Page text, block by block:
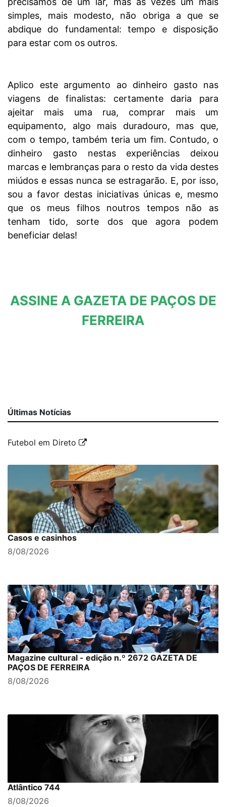
simples, mais modesto, não obriga a que se
abdique do fundamental: tempo e disposição
para estar com os outros.
Aplico este argumento ao dinheiro gasto nas
viagens de finalistas: certamente daria para
ajeitar mais uma rua, comprar mais um
equipamento, algo mais duradouro, mas que,
com o tempo, também teria um fim. Contudo, o
dinheiro gasto nestas experiências deixou
marcas e lembranças para o resto da vida destes
miúdos e essas nunca se estragarão. E, por isso,
sou a favor destas iniciativas únicas e, mesmo
que os meus filhos noutros tempos não as
tenham tido, sorte dos que agora podem
beneficiar delas!
ASSINE A GAZETA DE PAÇOS DE
FERREIRA
Últimas Notícias
Futebol em Direto
Casos e casinhos
8/08/2026
Magazine cultural - edição n.º 2672 GAZETA DE
PAÇOS DE FERREIRA
8/08/2026
Atlântico 744
8/08/2026